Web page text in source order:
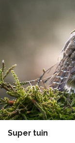
Super tuin